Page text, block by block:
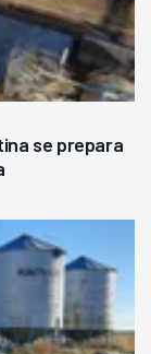
se prepara